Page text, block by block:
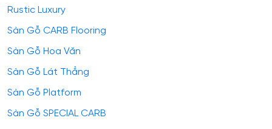
Rustic Luxury
Sàn Gỗ CARB Flooring
Sàn Gỗ Hoa Văn
Sàn Gỗ Lát Thẳng
Sàn Gỗ Platform
Sàn Gỗ SPECIAL CARB